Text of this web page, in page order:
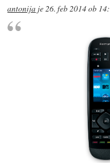
antonija je26. feb 2014 ob